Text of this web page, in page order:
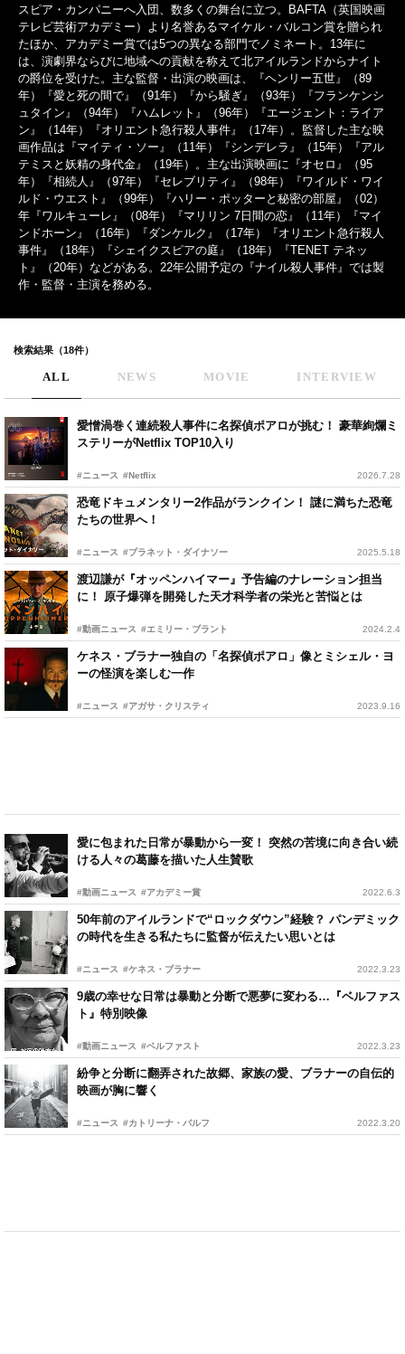
スピア・カンパニーへ入団、数多くの舞台に立つ。BAFTA（英国映画
テレビ芸術アカデミー）より名誉あるマイケル・バルコン賞を贈られ
たほか、アカデミー賞では5つの異なる部門でノミネート。13年に
は、演劇界ならびに地域への貢献を称えて北アイルランドからナイト
の爵位を受けた。主な監督・出演の映画は、『ヘンリー五世』（89
年）『愛と死の間で』（91年）『から騒ぎ』（93年）『フランケンシ
ュタイン』（94年）『ハムレット』（96年）『エージェント：ライア
ン』（14年）『オリエント急行殺人事件』（17年）。監督した主な映
画作品は『マイティ・ソー』（11年）『シンデレラ』（15年）『アル
テミスと妖精の身代金』（19年）。主な出演映画に『オセロ』（95
年）『相続人』（97年）『セレブリティ』（98年）『ワイルド・ワイ
ルド・ウエスト』（99年）『ハリー・ポッターと秘密の部屋』（02）
年『ワルキューレ』（08年）『マリリン 7日間の恋』（11年）『マイ
ンドホーン』（16年）『ダンケルク』（17年）『オリエント急行殺人
事件』（18年）『シェイクスピアの庭』（18年）『TENET テネッ
ト』（20年）などがある。22年公開予定の『ナイル殺人事件』では製
作・監督・主演を務める。
検索結果（18件）
ALL NEWS MOVIE INTERVIEW
愛憎渦巻く連続殺人事件に名探偵ポアロが挑む！ 豪華絢爛ミ
ステリーがNetflix TOP10入り
#ニュース #Netflix 2026.7.28
恐竜ドキュメンタリー2作品がランクイン！ 謎に満ちた恐竜
たちの世界へ！
#ニュース #プラネット・ダイナソー 2025.5.18
渡辺謙が『オッペンハイマー』予告編のナレーション担当
に！ 原子爆弾を開発した天才科学者の栄光と苦悩とは
#動画ニュース #エミリー・ブラント 2024.2.4
ケネス・ブラナー独自の「名探偵ポアロ」像とミシェル・ヨ
ーの怪演を楽しむ一作
#ニュース #アガサ・クリスティ 2023.9.16
愛に包まれた日常が暴動から一変！ 突然の苦境に向き合い続
ける人々の葛藤を描いた人生賛歌
#動画ニュース #アカデミー賞 2022.6.3
50年前のアイルランドで“ロックダウン”経験？ パンデミック
の時代を生きる私たちに監督が伝えたい思いとは
#ニュース #ケネス・ブラナー 2022.3.23
9歳の幸せな日常は暴動と分断で悪夢に変わる…『ベルファス
ト』特別映像
#動画ニュース #ベルファスト 2022.3.23
紛争と分断に翻弄された故郷、家族の愛、ブラナーの自伝的
映画が胸に響く
#ニュース #カトリーナ・バルフ 2022.3.20